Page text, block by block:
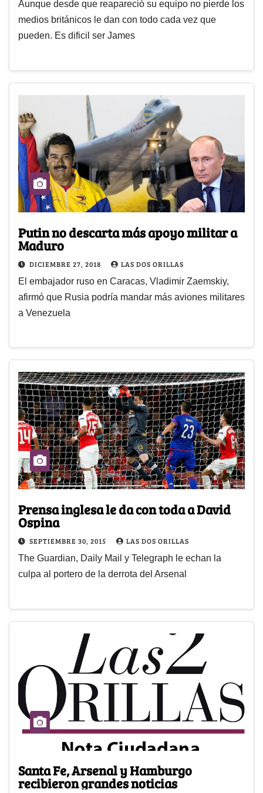
Aunque desde que reapareció su equipo no pierde los
medios británicos le dan con todo cada vez que
pueden. Es dificil ser James
Putin no descarta más apoyo militar a
Maduro
DICIEMBRE 27, 2018 LAS DOS ORILLAS
El embajador ruso en Caracas, Vladimir Zaemskiy,
afirmó que Rusia podría mandar más aviones militares
a Venezuela
Prensa inglesa le da con toda a David
Ospina
SEPTIEMBRE 30, 2015 LAS DOS ORILLAS
The Guardian, Daily Mail y Telegraph le echan la
culpa al portero de la derrota del Arsenal
Santa Fe, Arsenal y Hamburgo
recibieron grandes noticias